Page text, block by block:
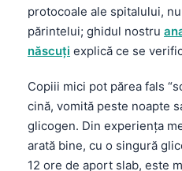
protocoale ale spitalului,
părintelui; ghidul nostru
născuți explică ce se
Copiii mici pot părea fals
cină, vomită peste noapte
glicogen. Din experiența
arată bine, cu o singură
12 ore de aport slab, este